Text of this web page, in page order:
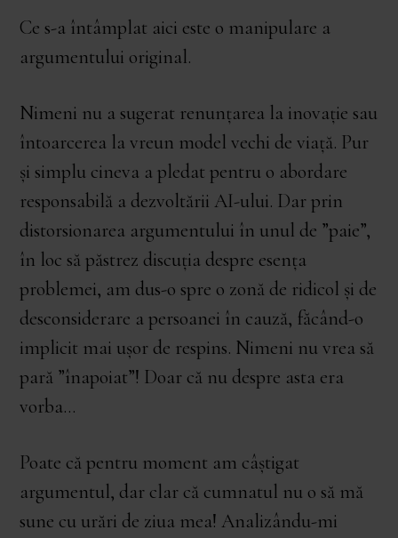
Ce s-a întâmplat aici este o manipulare a
argumentului original.
Nimeni nu a sugerat renunțarea la inovație sau
întoarcerea la vreun model vechi de viață. Pur
și simplu cineva a pledat pentru o abordare
responsabilă a dezvoltării AI-ului. Dar prin
distorsionarea argumentului în unul de ”paie”,
în loc să păstrez discuția despre esența
problemei, am dus-o spre o zonă de ridicol și de
desconsiderare a persoanei în cauză, făcând-o
implicit mai ușor de respins. Nimeni nu vrea să
pară ”înapoiat”! Doar că nu despre asta era
vorba…
Poate că pentru moment am câștigat
argumentul, dar clar că cumnatul nu o să mă
sune cu urări de ziua mea! Analizându-mi